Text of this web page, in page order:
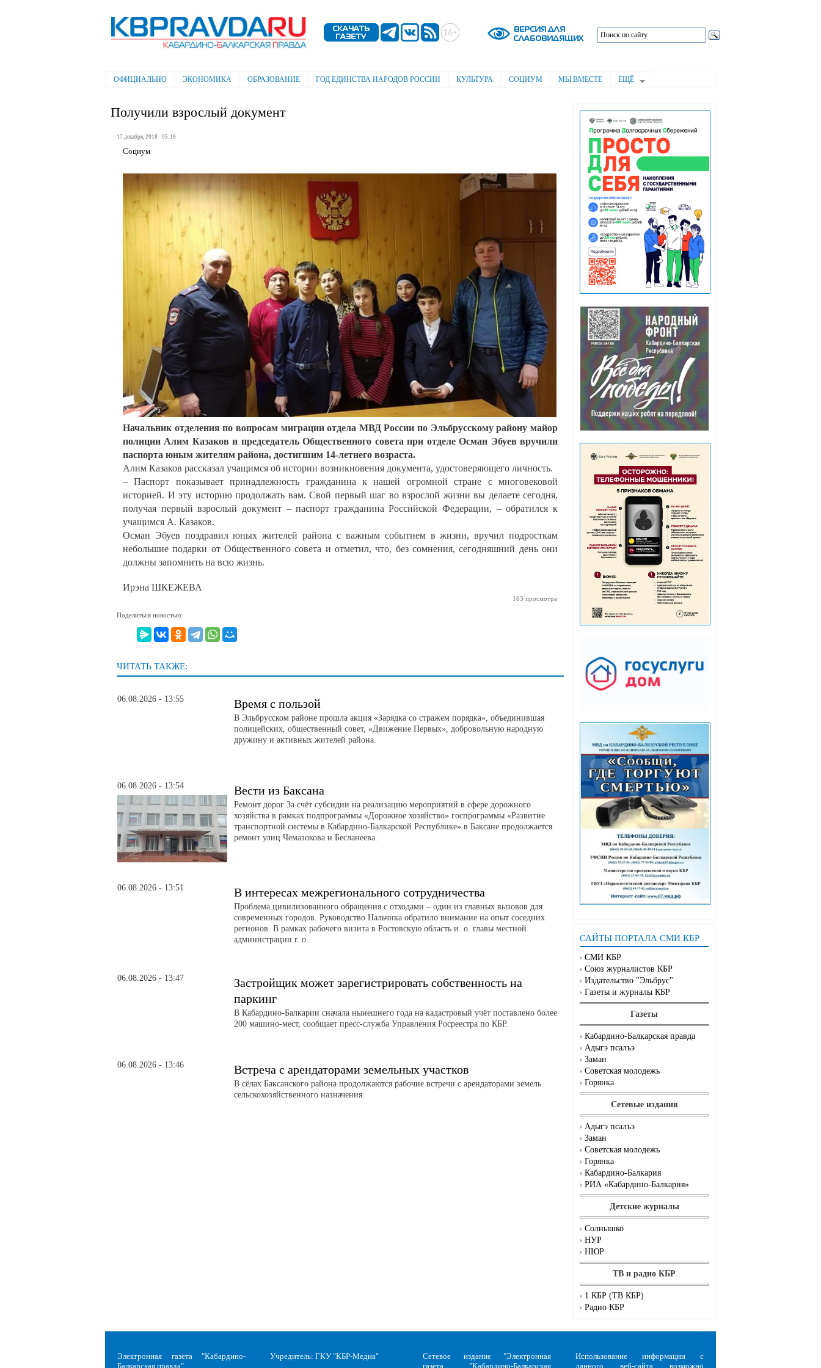
содержанию
Электронная газета "Кабардино-
Балкарская правда"
Главное меню
ОФИЦИАЛЬНО ЭКОНОМИКА ОБРАЗОВАНИЕ ГОД ЕДИНСТВА НАРОДОВ РОССИИ КУЛЬТУРА СОЦИУМ МЫ ВМЕСТЕ ЕЩЁ
САЙТЫ ПОРТАЛА СМИ КБР
СМИ КБР
Союз журналистов КБР
Издательство "Эльбрус"
Газеты и журналы КБР
Газеты
Кабардино-Балкарская правда
Адыгэ псалъэ
Заман
Советская молодежь
Горянка
Сетевые издания
Адыгэ псалъэ
Заман
Советская молодежь
Горянка
Кабардино-Балкария
РИА «Кабардино-Балкария»
Детские журналы
Солнышко
НУР
НЮР
ТВ и радио КБР
1 КБР (ТВ КБР)
Радио КБР
Получили взрослый документ
17 декабря, 2018 - 05:19
Социум
Начальник отделения по вопросам миграции отдела МВД России по Эльбрусскому району майор
полиции Алим Казаков и председатель Общественного совета при отделе Осман Эбуев вручили
паспорта юным жителям района, достигшим 14-летнего возраста.
Алим Казаков рассказал учащимся об истории возникновения документа, удостоверяющего личность.
– Паспорт показывает принадлежность гражданина к нашей огромной стране с многовековой
историей. И эту историю продолжать вам. Свой первый шаг во взрослой жизни вы делаете сегодня,
получая первый взрослый документ – паспорт гражданина Российской Федерации, – обратился к
учащимся А. Казаков.
Осман Эбуев поздравил юных жителей района с важным событием в жизни, вручил подросткам
небольшие подарки от Общественного совета и отметил, что, без сомнения, сегодняшний день они
должны запомнить на всю жизнь.
Ирэна ШКЕЖЕВА
163 просмотра
Поделиться новостью:
ЧИТАТЬ ТАКЖЕ:
06.08.2026 - 13:55 Время с пользой
В Эльбрусском районе прошла акция «Зарядка со стражем порядка», объединившая
полицейских, общественный совет, «Движение Первых», добровольную народную
дружину и активных жителей района.
06.08.2026 - 13:54 Вести из Баксана
Ремонт дорог За счёт субсидии на реализацию мероприятий в сфере дорожного
хозяйства в рамках подпрограммы «Дорожное хозяйство» госпрограммы «Развитие
транспортной системы в Кабардино-Балкарской Республике» в Баксане продолжается
ремонт улиц Чемазокова и Бесланеева.
06.08.2026 - 13:51 В интересах межрегионального сотрудничества
Проблема цивилизованного обращения с отходами – один из главных вызовов для
современных городов. Руководство Нальчика обратило внимание на опыт соседних
регионов. В рамках рабочего визита в Ростовскую область и. о. главы местной
администрации г. о.
06.08.2026 - 13:47
Застройщик может зарегистрировать собственность на
паркинг
В Кабардино-Балкарии сначала нынешнего года на кадастровый учёт поставлено более
200 машино-мест, сообщает пресс-служба Управления Росреестра по КБР.
06.08.2026 - 13:46 Встреча с арендаторами земельных участков
В сёлах Баксанского района продолжаются рабочие встречи с арендаторами земель
сельскохозяйственного назначения.
Электронная газета "Кабардино-
Балкарская правда"
Учредитель: ГКУ "КБР-Медиа"
Сетевое издание "Электронная
газета "Кабардино-Балкарская
Использование информации с
данного веб-сайта возможно